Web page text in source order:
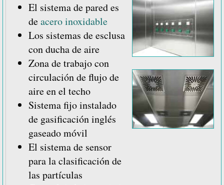
El sistema de pared es
deacero inoxidable
Los sistemas de esclusa
con ducha de aire
Zona de trabajo con
circulación de flujo de
aire en el techo
Sistema fijo instalado
de gasificación inglés
gaseado móvil
El sistema de sensor
para la clasificación de
las partículas